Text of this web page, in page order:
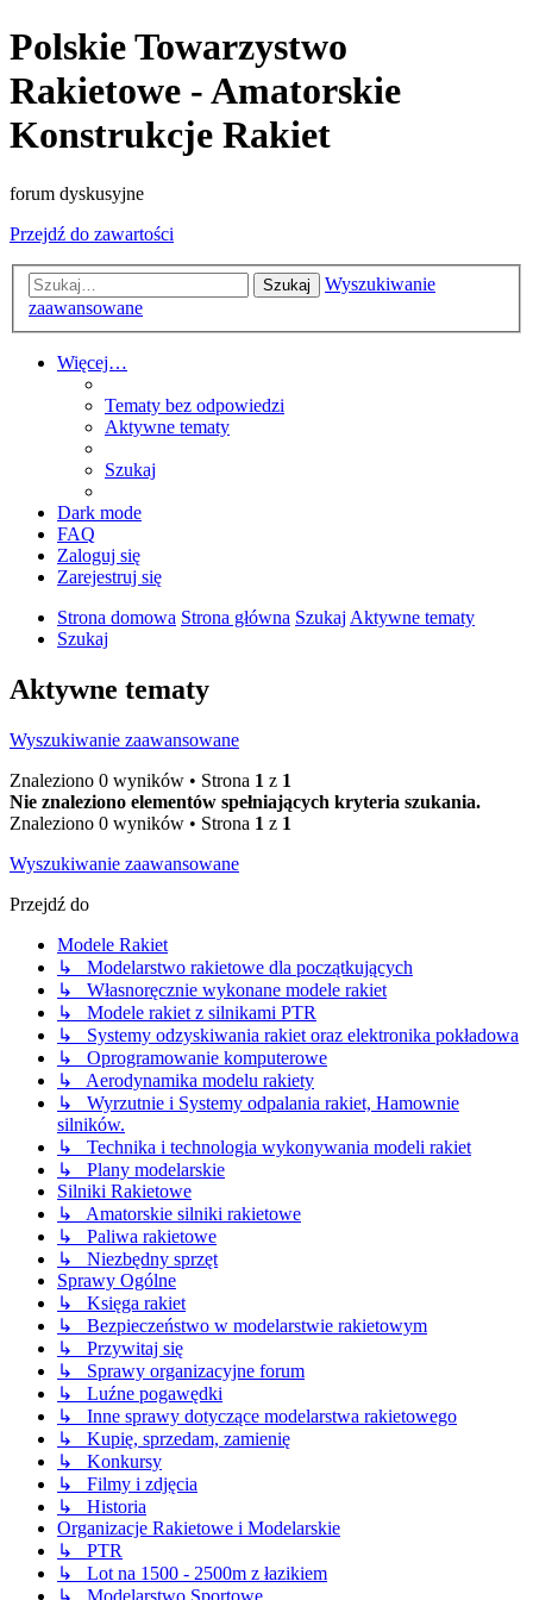
Polskie Towarzystwo
Rakietowe - Amatorskie
Konstrukcje Rakiet
forum dyskusyjne
Przejdź do zawartości
Szukaj
Wyszukiwanie
zaawansowane
Więcej…
Tematy bez odpowiedzi
Aktywne tematy
Szukaj
Dark mode
FAQ
Zaloguj się
Zarejestruj się
Strona domowa Strona główna Szukaj Aktywne tematy
Szukaj
Aktywne tematy
Wyszukiwanie zaawansowane
Znaleziono 0 wyników • Strona 1 z 1
Nie znaleziono elementów spełniających kryteria szukania.
Znaleziono 0 wyników • Strona 1 z 1
Wyszukiwanie zaawansowane
Przejdź do
Modele Rakiet
↳ Modelarstwo rakietowe dla początkujących
↳ Własnoręcznie wykonane modele rakiet
↳ Modele rakiet z silnikami PTR
↳ Systemy odzyskiwania rakiet oraz elektronika pokładowa
↳ Oprogramowanie komputerowe
↳ Aerodynamika modelu rakiety
↳ Wyrzutnie i Systemy odpalania rakiet, Hamownie
silników.
↳ Technika i technologia wykonywania modeli rakiet
↳ Plany modelarskie
Silniki Rakietowe
↳ Amatorskie silniki rakietowe
↳ Paliwa rakietowe
↳ Niezbędny sprzęt
Sprawy Ogólne
↳ Księga rakiet
↳ Bezpieczeństwo w modelarstwie rakietowym
↳ Przywitaj się
↳ Sprawy organizacyjne forum
↳ Luźne pogawędki
↳ Inne sprawy dotyczące modelarstwa rakietowego
↳ Kupię, sprzedam, zamienię
↳ Konkursy
↳ Filmy i zdjęcia
↳ Historia
Organizacje Rakietowe i Modelarskie
↳ PTR
↳ Lot na 1500 - 2500m z łazikiem